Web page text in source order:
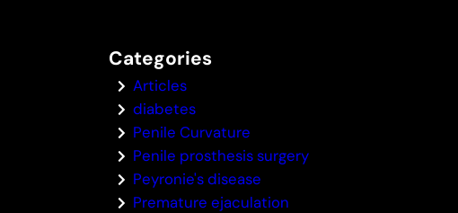
Categories
Articles
diabetes
Penile Curvature
Penile prosthesis surgery
Peyronie's disease
Premature ejaculation